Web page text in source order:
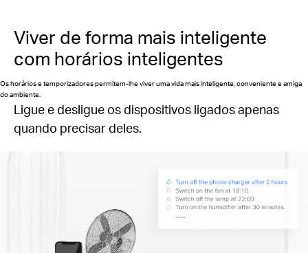
Viver de forma mais inteligente
com horários inteligentes
Os horários e temporizadores permitem-lhe viver uma vida mais inteligente, conveniente e amiga
do ambiente.
Ligue e desligue os dispositivos ligados apenas
quando precisar deles.